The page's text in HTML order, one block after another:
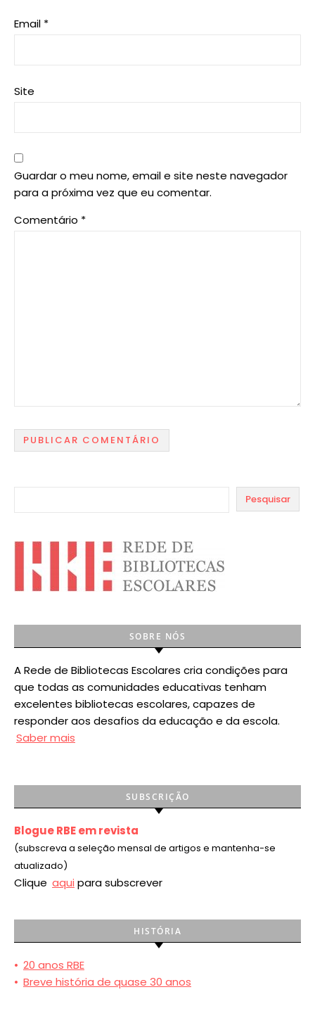
Email *
Site
Guardar o meu nome, email e site neste navegador
para a próxima vez que eu comentar.
Comentário *
Pesquisar
SOBRE NÓS
A Rede de Bibliotecas Escolares cria condições para
que todas as comunidades educativas tenham
excelentes bibliotecas escolares, capazes de
responder aos desafios da educação e da escola.
Saber mais
SUBSCRIÇÃO
Blogue RBE em revista
(subscreva a seleção mensal de artigos e mantenha-se
atualizado)
Clique aqui para subscrever
HISTÓRIA
• 20 anos RBE
• Breve história de quase 30 anos